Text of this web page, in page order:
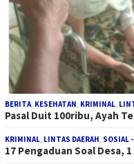
BERITA, KESEHATAN, KRIMINAL,
Pasal Duit 100ribu, Ayah
KRIMINAL, LINTAS DAERAH, SOSIAL
17 Pengaduan Soal Desa,